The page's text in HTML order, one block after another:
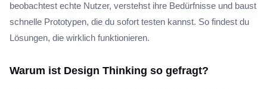
beobachtest echte Nutzer, verstehst ihre Bedürfnisse und baust
schnelle Prototypen, die du sofort testen kannst. So findest du
Lösungen, die wirklich funktionieren.
Warum ist Design Thinking so gefragt?